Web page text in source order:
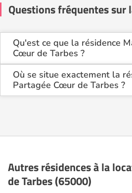
Questions fréquentes sur
Qu'est ce que la résidence
Cœur de Tarbes ?
La résidence Maison
une résidence seniors de type
seniors .
Où se situe exactement la
Partagée Cœur de Tarbes ?
La résidence Maison
Autres résidences à la
de Tarbes (65000)